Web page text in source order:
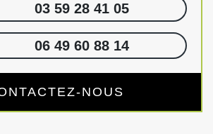
03 59 28 41 05
06 49 60 88 14
NOUS